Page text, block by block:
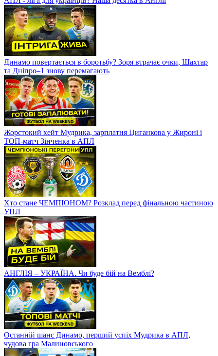
Динамо повертається в боротьбу? Зоря втрачає очки, Шахтар
та Дніпро–1 знову перемагають
Жорстокий хейт Мудрика, зарплатня Циганкова у Жироні і
ТОП-матч Зінченка в АПЛ
Хто стане ЧЕМПІОНОМ? Розклад перед фінальною частиною
УПЛ
АНГЛІЯ – УКРАЇНА. Чи буде бій на Вемблі?
Останній шанс Динамо, перший успіх Мудрика в АПЛ,
чудова гра Малиновського